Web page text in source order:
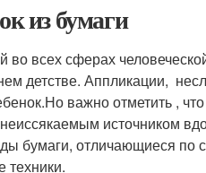
из бумаги
всех сферах
детстве. Аппликации,
важно отметить ,
источником
бумаги, отличающиеся по
техники.